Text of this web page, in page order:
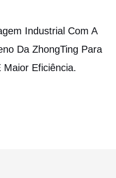
Industrial Com A
Da ZhongTing Para
Eficiência.